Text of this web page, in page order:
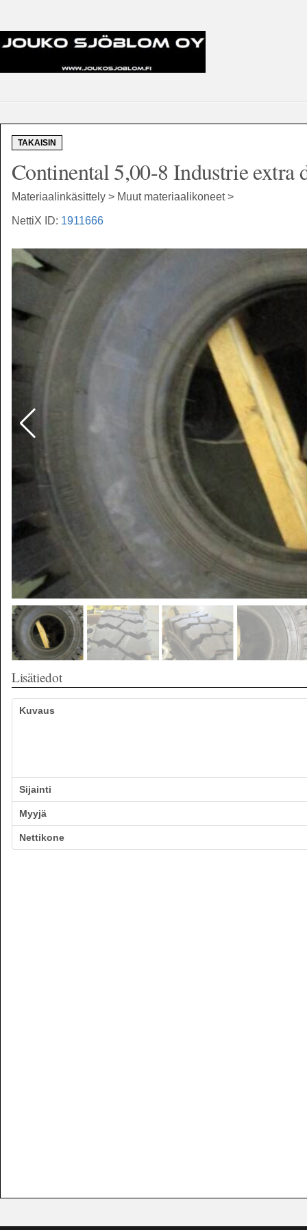
TAKAISIN
Continental 5,00-8 Industrie extra
Materiaalinkäsittely > Muut materiaalikoneet >
NettiX ID: 1911666
Lisätiedot
Kuvaus
Sijainti
Myyjä
Nettikone